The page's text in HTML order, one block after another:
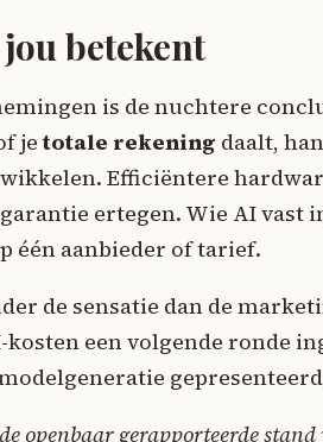
betekent
is de nuchtere
jetotale rekening daalt,
Efficiëntere
ertegen. Wie AI
één aanbieder of tarief.
de sensatie dan de
een volgende ronde
openbaar gerapporteerde